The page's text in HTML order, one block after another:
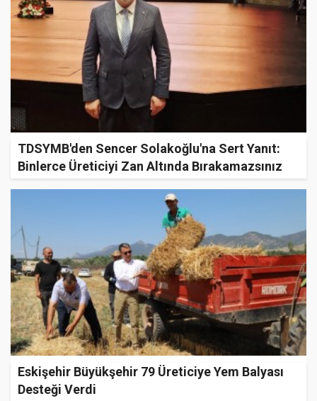
TDSYMB'den Sencer Solakoğlu'na Sert Yanıt:
Binlerce Üreticiyi Zan Altında Bırakamazsınız
Eskişehir Büyükşehir 79 Üreticiye Yem Balyası
Desteği Verdi